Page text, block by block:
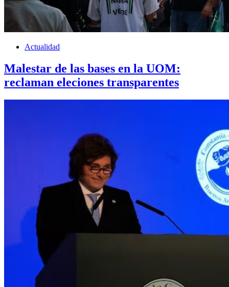
Actualidad
Malestar de las bases en la UOM:
reclaman eleciones transparentes